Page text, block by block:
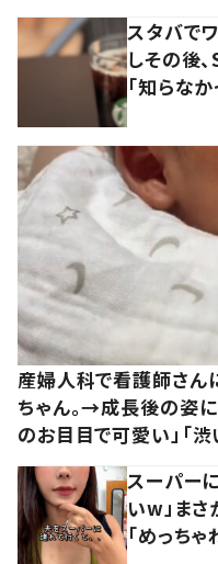
スタバで
しその後
「知らなか
産婦人科で看護師さん
ちゃん。→成長後の姿に
のお目目で可愛い」「渋
スーパー
いw」まさ
「めっち